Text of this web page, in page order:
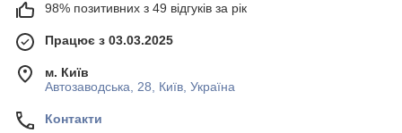
98% позитивних з 49 відгуків за рік
Працює з 03.03.2025
м. Київ
Автозаводська, 28, Київ, Україна
Контакти